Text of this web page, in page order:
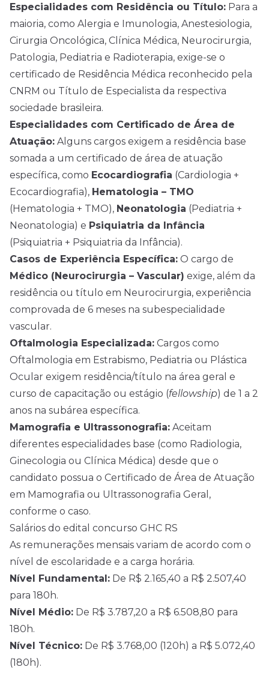
Especialidades com Residência ou Título: Para a
maioria, como Alergia e Imunologia, Anestesiologia,
Cirurgia Oncológica, Clínica Médica, Neurocirurgia,
Patologia, Pediatria e Radioterapia, exige-se o
certificado de Residência Médica reconhecido pela
CNRM ou Título de Especialista da respectiva
sociedade brasileira.
Especialidades com Certificado de Área de
Atuação: Alguns cargos exigem a residência base
somada a um certificado de área de atuação
específica, como Ecocardiografia (Cardiologia +
Ecocardiografia), Hematologia – TMO
(Hematologia + TMO), Neonatologia (Pediatria +
Neonatologia) e Psiquiatria da Infância
(Psiquiatria + Psiquiatria da Infância).
Casos de Experiência Específica: O cargo de
Médico (Neurocirurgia – Vascular) exige, além da
residência ou título em Neurocirurgia, experiência
comprovada de 6 meses na subespecialidade
vascular.
Oftalmologia Especializada: Cargos como
Oftalmologia em Estrabismo, Pediatria ou Plástica
Ocular exigem residência/título na área geral e
curso de capacitação ou estágio (fellowship) de 1 a 2
anos na subárea específica.
Mamografia e Ultrassonografia: Aceitam
diferentes especialidades base (como Radiologia,
Ginecologia ou Clínica Médica) desde que o
candidato possua o Certificado de Área de Atuação
em Mamografia ou Ultrassonografia Geral,
conforme o caso.
Salários do edital concurso GHC RS
As remunerações mensais variam de acordo com o
nível de escolaridade e a carga horária.
Nível Fundamental: De R$ 2.165,40 a R$ 2.507,40
para 180h.
Nível Médio: De R$ 3.787,20 a R$ 6.508,80 para
180h.
Nível Técnico: De R$ 3.768,00 (120h) a R$ 5.072,40
(180h).